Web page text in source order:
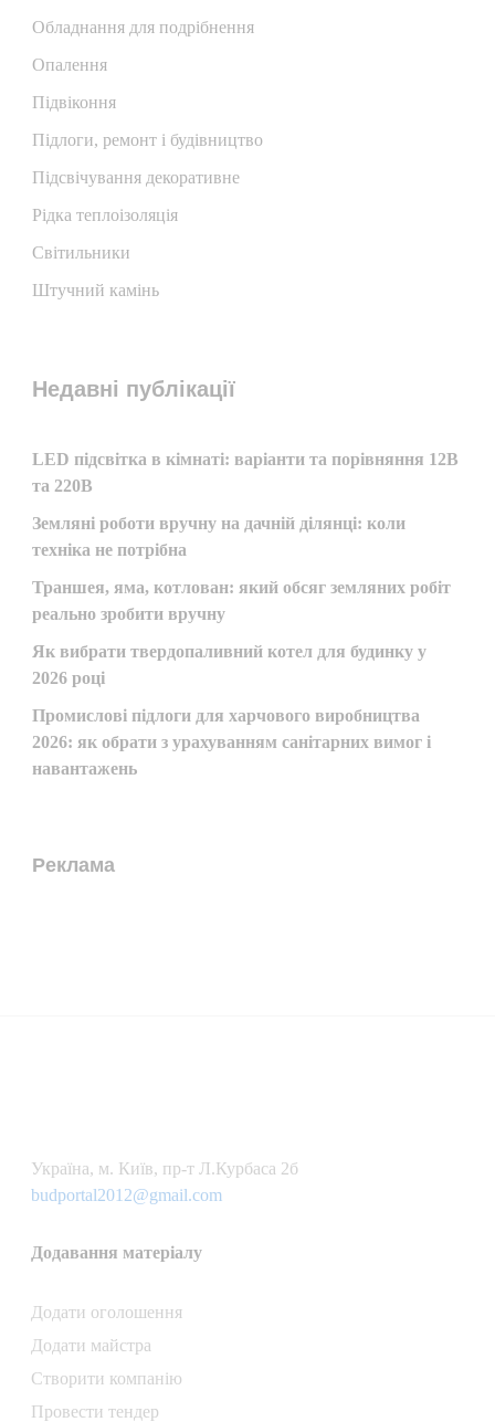
Обладнання для подрібнення
Опалення
Підвіконня
Підлоги, ремонт і будівництво
Підсвічування декоративне
Рідка теплоізоляція
Світильники
Штучний камінь
Недавні публікації
LED підсвітка в кімнаті: варіанти та порівняння 12В
та 220В
Земляні роботи вручну на дачній ділянці: коли
техніка не потрібна
Траншея, яма, котлован: який обсяг земляних робіт
реально зробити вручну
Як вибрати твердопаливний котел для будинку у
2026 році
Промислові підлоги для харчового виробництва
2026: як обрати з урахуванням санітарних вимог і
навантажень
Реклама
Українa, м. Київ, пр-т Л.Курбаса 2б
budportal2012@gmail.com
Додавання матеріалу
Додати oголошення
Додати майстра
Створити компанiю
Провести тендер